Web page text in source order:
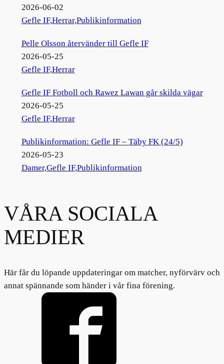
2026-06-02
Gefle IF,Herrar,Publikinformation
Pelle Olsson återvänder till Gefle IF
2026-05-25
Gefle IF,Herrar
Gefle IF Fotboll och Rawez Lawan går skilda vägar
2026-05-25
Gefle IF,Herrar
Publikinformation: Gefle IF – Täby FK (24/5)
2026-05-23
Damer,Gefle IF,Publikinformation
VÅRA SOCIALA
MEDIER
Här får du löpande uppdateringar om matcher, nyförvärv och
annat spännande som händer i vår fina förening.